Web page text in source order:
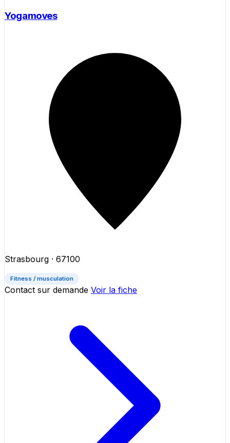
Yogamoves
Strasbourg · 67100
Fitness / musculation
Contact sur demande Voir la fiche